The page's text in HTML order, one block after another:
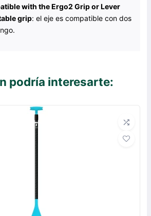
with the Ergo2 Grip or Lever
grip: el eje es compatible con dos
podría interesarte: